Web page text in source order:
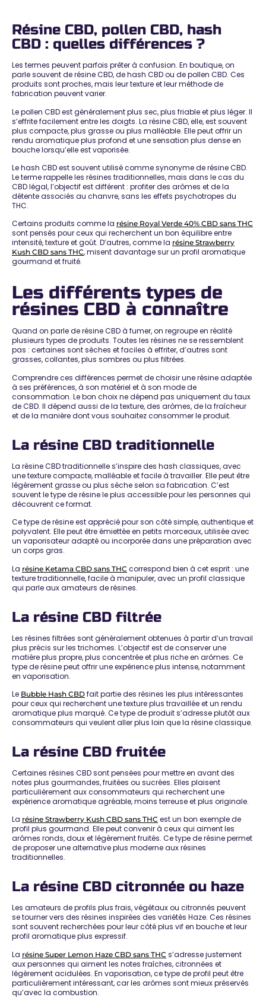
Résine CBD, pollen CBD, hash
CBD : quelles différences ?
Les termes peuvent parfois prêter à confusion. En boutique, on
parle souvent de résine CBD, de hash CBD ou de pollen CBD. Ces
produits sont proches, mais leur texture et leur méthode de
fabrication peuvent varier.
Lepollen CBDest généralement plus sec, plus friable et plus léger. Il
s’effrite facilement entre les doigts. La résine CBD, elle, est souvent
plus compacte, plus grasse ou plus malléable. Elle peut offrir un
rendu aromatique plus profond et une sensation plus dense en
bouche lorsqu’elle est vaporisée.
Lehash CBDest souvent utilisé comme synonyme de résine CBD.
Le terme rappelle les résines traditionnelles, mais dans le cas du
CBD légal, l’objectif est différent : profiter des arômes et de la
détente associés au chanvre, sans les effets psychotropes du
THC.
Certains produits comme la résine Royal Verde 40% CBD sans THC
sont pensés pour ceux qui recherchent un bon équilibre entre
intensité, texture et goût. D’autres, comme la résine Strawberry
Kush CBD sans THC, misent davantage sur un profil aromatique
gourmand et fruité.
Les différents types de
résines CBD à connaître
Quand on parle derésine CBD à fumer, on regroupe en réalité
plusieurs types de produits. Toutes les résines ne se ressemblent
pas : certaines sont sèches et faciles à effriter, d’autres sont
grasses, collantes, plus sombres ou plus filtrées.
Comprendre ces différences permet de choisir une résine adaptée
à ses préférences, à son matériel et à son mode de
consommation. Le bon choix ne dépend pas uniquement du taux
de CBD. Il dépend aussi de la texture, des arômes, de la fraîcheur
et de la manière dont vous souhaitez consommer le produit.
La résine CBD traditionnelle
La résine CBD traditionnelle s’inspire des hash classiques, avec
une texture compacte, malléable et facile à travailler. Elle peut être
légèrement grasse ou plus sèche selon sa fabrication. C’est
souvent le type de résine le plus accessible pour les personnes qui
découvrent ce format.
Ce type de résine est apprécié pour son côté simple, authentique et
polyvalent. Elle peut être émiettée en petits morceaux, utilisée avec
un vaporisateur adapté ou incorporée dans une préparation avec
un corps gras.
La résine Ketama CBD sans THC correspond bien à cet esprit : une
texture traditionnelle, facile à manipuler, avec un profil classique
qui parle aux amateurs de résines.
La résine CBD filtrée
Les résines filtrées sont généralement obtenues à partir d’un travail
plus précis sur les trichomes. L’objectif est de conserver une
matière plus propre, plus concentrée et plus riche en arômes. Ce
type de résine peut offrir une expérience plus intense, notamment
en vaporisation.
Le Bubble Hash CBD fait partie des résines les plus intéressantes
pour ceux qui recherchent une texture plus travaillée et un rendu
aromatique plus marqué. Ce type de produit s’adresse plutôt aux
consommateurs qui veulent aller plus loin que la résine classique.
La résine CBD fruitée
Certaines résines CBD sont pensées pour mettre en avant des
notes plus gourmandes, fruitées ou sucrées. Elles plaisent
particulièrement aux consommateurs qui recherchent une
expérience aromatique agréable, moins terreuse et plus originale.
La résine Strawberry Kush CBD sans THC est un bon exemple de
profil plus gourmand. Elle peut convenir à ceux qui aiment les
arômes ronds, doux et légèrement fruités. Ce type de résine permet
de proposer une alternative plus moderne aux résines
traditionnelles.
La résine CBD citronnée ou haze
Les amateurs de profils plus frais, végétaux ou citronnés peuvent
se tourner vers des résines inspirées des variétés Haze. Ces résines
sont souvent recherchées pour leur côté plus vif en bouche et leur
profil aromatique plus expressif.
La résine Super Lemon Haze CBD sans THC s’adresse justement
aux personnes qui aiment les notes fraîches, citronnées et
légèrement acidulées. En vaporisation, ce type de profil peut être
particulièrement intéressant, car les arômes sont mieux préservés
qu’avec la combustion.